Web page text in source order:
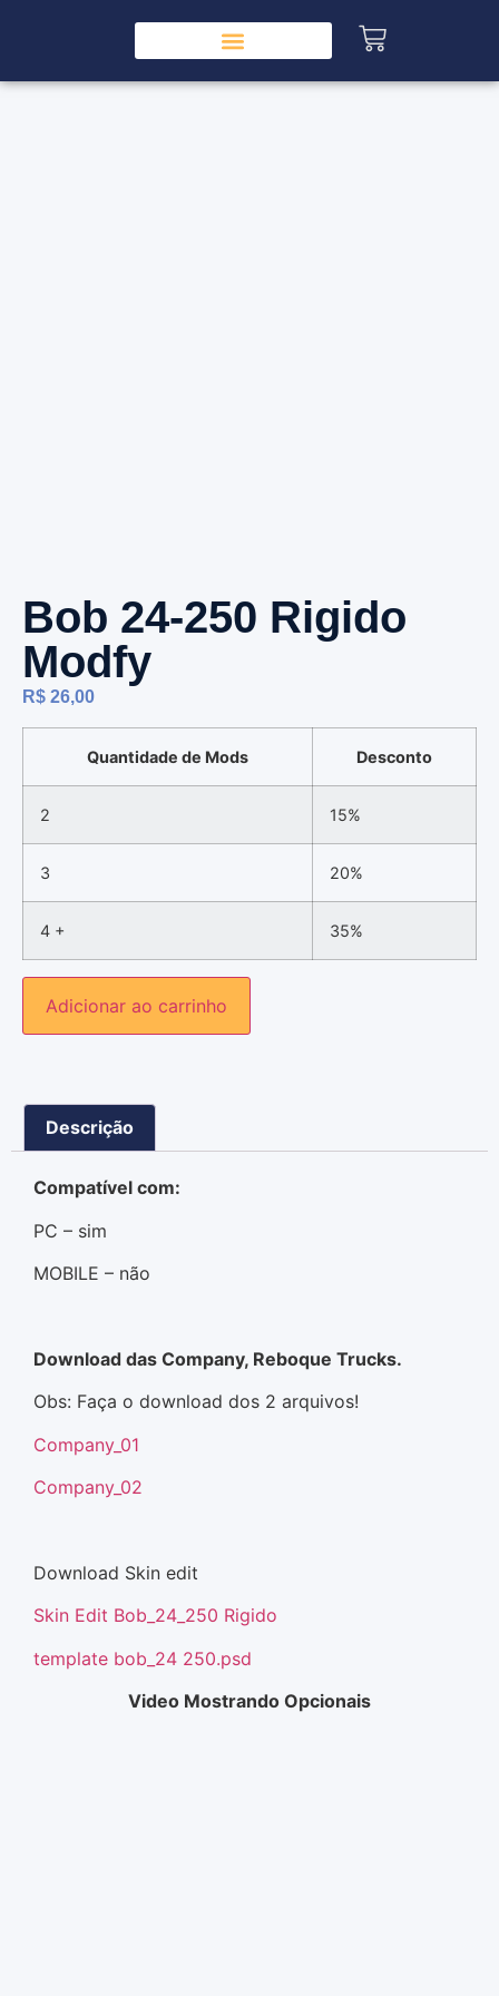
Bob 24-250 Rigido
Modfy
R$ 26,00
Quantidade de Mods Desconto
2 15%
3 20%
4 + 35%
Adicionar ao carrinho
Descrição
Compatível com:
PC – sim
MOBILE – não
Download das Company, Reboque Trucks.
Obs: Faça o download dos 2 arquivos!
Company_01
Company_02
Download Skin edit
Skin Edit Bob_24_250 Rigido
template bob_24 250.psd
Video Mostrando Opcionais